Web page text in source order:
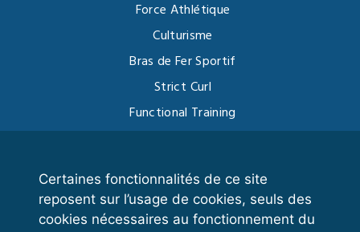
Certaines fonctionnalités de ce site
reposent sur l’usage de cookies, seuls des
cookies nécessaires au fonctionnement du
Force Athlétique
Culturisme
Bras de Fer Sportif
Strict Curl
Functional Training
VOS ESPACES